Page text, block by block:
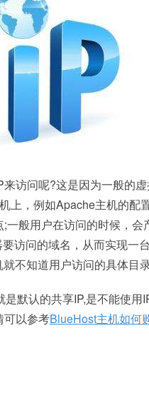
访问呢?这是因为一般的
上，例如Apache主机的配
般用户在访问的时候，
访问的域名，从而实现一
不知道用户访问的具体目
默认的共享IP,是不能使用
可以参考BlueHost主机如何